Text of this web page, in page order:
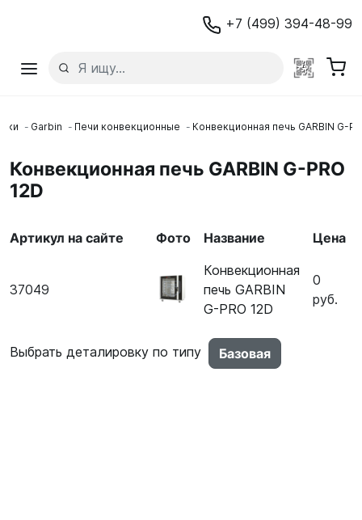
+7 (499) 394-48-99
Garbin Печи конвекционные Конвекционная печь GARBIN G-
Конвекционная печь GARBIN G-PRO
12D
Артикул на сайте Фото Название Цена
37049
Конвекционная
печь GARBIN
G-PRO 12D
0
руб.
Выбрать деталировку по типу Базовая